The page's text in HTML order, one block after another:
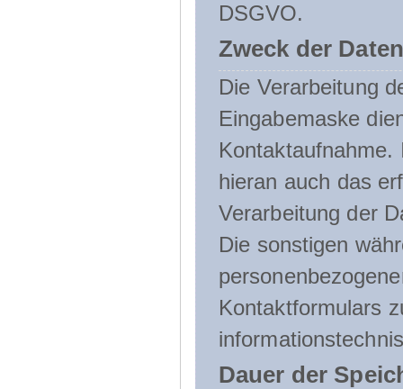
DSGVO.
Zweck der
Die Verarbeitung
Eingabemaske
hieran auch das
Verarbeitung der
Die sonstigen
Kontaktformulars
Dauer der